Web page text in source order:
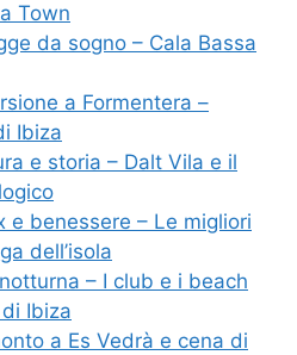
Town
da sogno – Cala Bassa
a Formentera –
Ibiza
e storia – Dalt Vila e il
e benessere – Le migliori
dell’isola
– I club e i beach
Ibiza
a Es Vedrà e cena di